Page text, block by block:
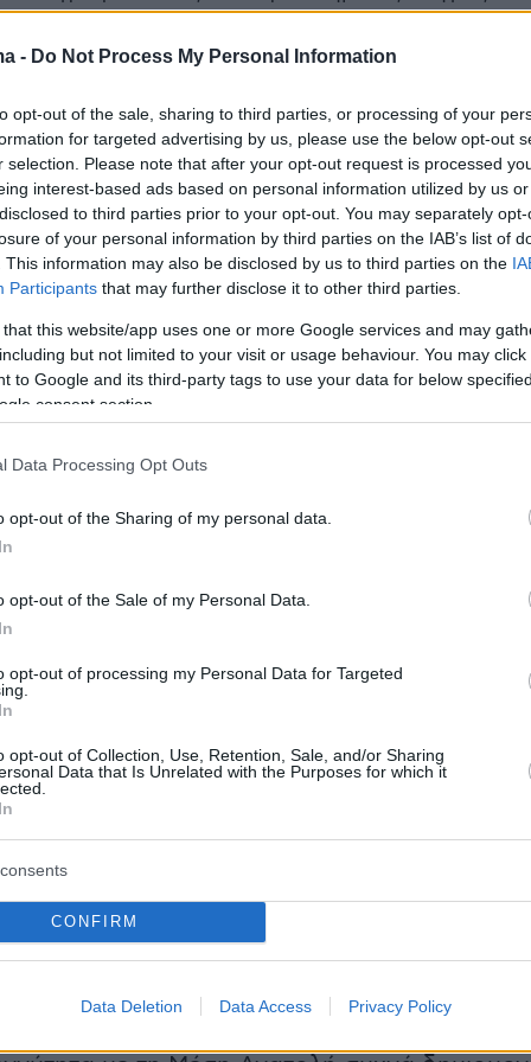
- Do Not Process My Personal Information
opt-out of the sale, sharing to third parties, or processing of your
for targeted advertising by us, please use the below opt-out
selection. Please note that after your opt-out request is processed
interest-based ads based on personal information utilized by us
to third parties prior to your opt-out. You may separately
of your personal information by third parties on the IAB’s list of
This information may also be disclosed by us to third parties on the
Participants that may further disclose it to other third parties.
that this website/app uses one or more Google services and may
but not limited to your visit or usage behaviour. You may
to Google and its third-party tags to use your data for below
consent section.
Data Processing Opt Outs
opt-out of the Sharing of my personal data.
opt-out of the Sale of my Personal Data.
opt-out of processing my Personal Data for Targeted
opt-out of Collection, Use, Retention, Sale, and/or Sharing
Data that Is Unrelated with the Purposes for which it
CONFIRM
Data Deletion Data Access Privacy Policy
οδηγίας, Level 1, με…
(@CyprusMFA)June 2, 2026
και από το Λονδίνο
Ηνωμένο Βασίλειο
για τους οποίους δεν υπάρχει σύσταση
Στις βρετανικές οδηγίες εξακολουθεί
σε περιφερειακούς κινδύνους και στην
υπάρχει οδηγία αποτροπής ταξιδιών προς
Εξωτερικών σημειώνει επίσης ότι
επιθέσεις «δεν μπορούν να αποκλειστούν»,
χρησιμοποιείται συχνά στις ταξιδιωτικές
χωρών και δεν αφορά αποκλειστικά την
τουρισμό και την εικόνα Κύπρου
τις αλλαγές αυτές ως θετικό μήνυμα